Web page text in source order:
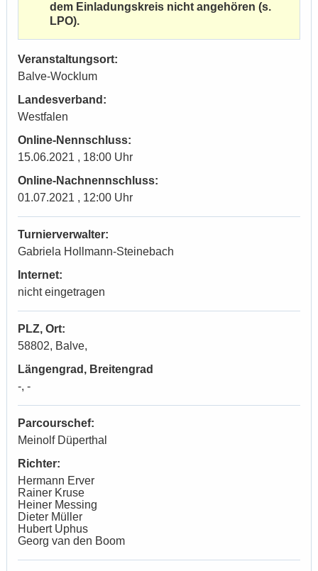
dem Einladungskreis nicht angehören (s.
LPO).
Veranstaltungsort:
Balve-Wocklum
Landesverband:
Westfalen
Online-Nennschluss:
15.06.2021 , 18:00 Uhr
Online-Nachnennschluss:
01.07.2021 , 12:00 Uhr
Turnierverwalter:
Gabriela Hollmann-Steinebach
Internet:
nicht eingetragen
PLZ, Ort:
58802, Balve,
Längengrad, Breitengrad
-, -
Parcourschef:
Meinolf Düperthal
Richter:
Hermann Erver
Rainer Kruse
Heiner Messing
Dieter Müller
Hubert Uphus
Georg van den Boom